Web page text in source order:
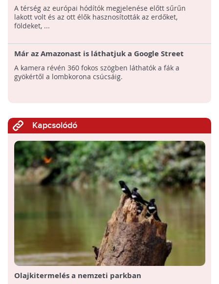
A térség az európai hódítók megjelenése előtt sűrűn
lakott volt és az ott élők hasznosították az erdőket,
földeket, ...
Már az Amazonast is láthatjuk a Google Street
View-n
A kamera révén 360 fokos szögben láthatók a fák a
gyökértől a lombkorona csúcsáig.
Kapcsolódó
Olajkitermelés a nemzeti parkban